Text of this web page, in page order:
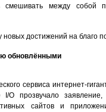
смешивать между собой
достижений на благо
обновлёнными
сервиса интернет-
I/O прозвучало
сайтов и